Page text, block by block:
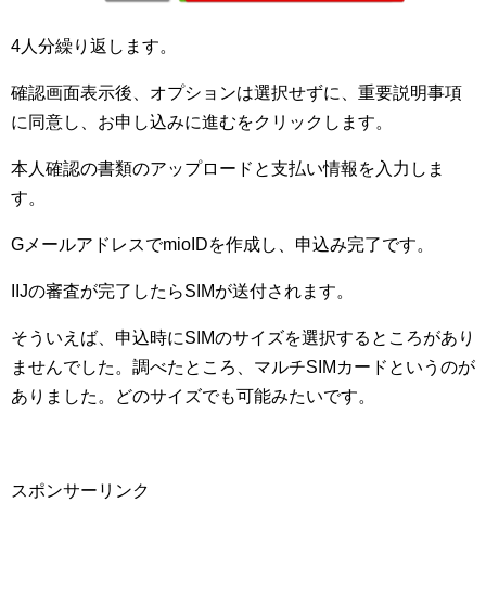
4人分繰り返します。
確認画面表示後、オプションは選択せずに、重要説明事項
に同意し、お申し込みに進むをクリックします。
本人確認の書類のアップロードと支払い情報を入力しま
す。
GメールアドレスでmioIDを作成し、申込み完了です。
IIJの審査が完了したらSIMが送付されます。
そういえば、申込時にSIMのサイズを選択するところがあり
ませんでした。調べたところ、マルチSIMカードというのが
ありました。どのサイズでも可能みたいです。
スポンサーリンク